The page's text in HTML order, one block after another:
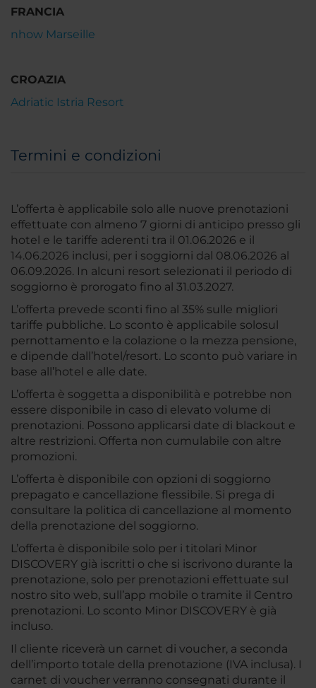
FRANCIA
nhow Marseille
CROAZIA
Adriatic Istria Resort
Termini e condizioni
L’offerta è applicabile solo alle nuove prenotazioni
effettuate con almeno 7 giorni di anticipo presso gli
hotel e le tariffe aderenti tra il 01.06.2026 e il
14.06.2026 inclusi, per i soggiorni dal 08.06.2026 al
06.09.2026. In alcuni resort selezionati il periodo di
soggiorno è prorogato fino al 31.03.2027.
L’offerta prevede sconti fino al 35% sulle migliori
tariffe pubbliche. Lo sconto è applicabile solosul
pernottamento e la colazione o la mezza pensione,
e dipende dall’hotel/resort. Lo sconto può variare in
base all’hotel e alle date.
L’offerta è soggetta a disponibilità e potrebbe non
essere disponibile in caso di elevato volume di
prenotazioni. Possono applicarsi date di blackout e
altre restrizioni. Offerta non cumulabile con altre
promozioni.
L’offerta è disponibile con opzioni di soggiorno
prepagato e cancellazione flessibile. Si prega di
consultare la politica di cancellazione al momento
della prenotazione del soggiorno.
L’offerta è disponibile solo per i titolari Minor
DISCOVERY già iscritti o che si iscrivono durante la
prenotazione, solo per prenotazioni effettuate sul
nostro sito web, sull’app mobile o tramite il Centro
prenotazioni. Lo sconto Minor DISCOVERY è già
incluso.
Il cliente riceverà un carnet di voucher, a seconda
dell’importo totale della prenotazione (IVA inclusa). I
carnet di voucher verranno consegnati durante il